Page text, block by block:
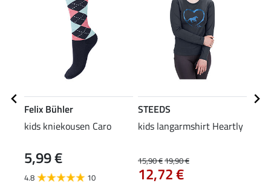
Felix Bühler
kids kniekousen Caro
5,99 €
4.8 10
STEEDS
kids langarmshirt Heartly
15,90 €19,90 €
12,72 €